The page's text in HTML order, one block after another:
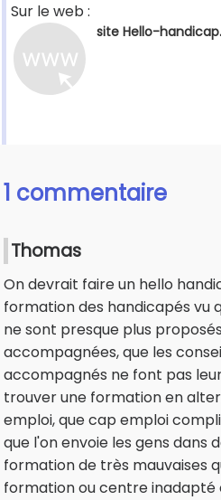
Sur le web :
site Hello-
1 commentaire
Thomas
On devrait faire un hello
formation des handicapés vu
ne sont presque plus
accompagnées, que les
accompagnés ne font pas
trouver une formation en
emploi, que cap emploi
que l'on envoie les gens dans
formation de très mauvaises
formation ou centre inadapté